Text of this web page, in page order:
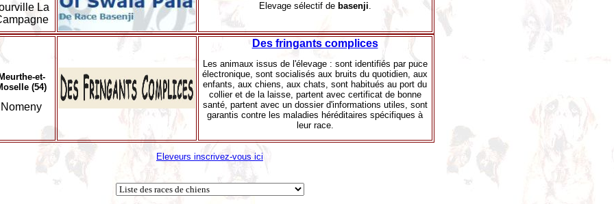
La
Elevage sélectif de basenji.
et-
(54)
Nomeny
Des fringants complices
Les animaux issus de l'élevage : sont identifiés par puce
électronique, sont socialisés aux bruits du quotidien, aux
enfants, aux chiens, aux chats, sont habitués au port du
collier et de la laisse, partent avec certificat de bonne
santé, partent avec un dossier d'informations utiles, sont
garantis contre les maladies héréditaires spécifiques à
leur race.
Eleveurs inscrivez-vous ici